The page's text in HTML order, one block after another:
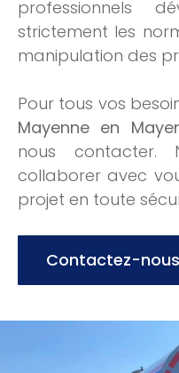
professionnels
strictement les
manipulation des
Pour tous vos
Mayenne en
nous contacter.
collaborer avec
projet en toute
Contactez-nous